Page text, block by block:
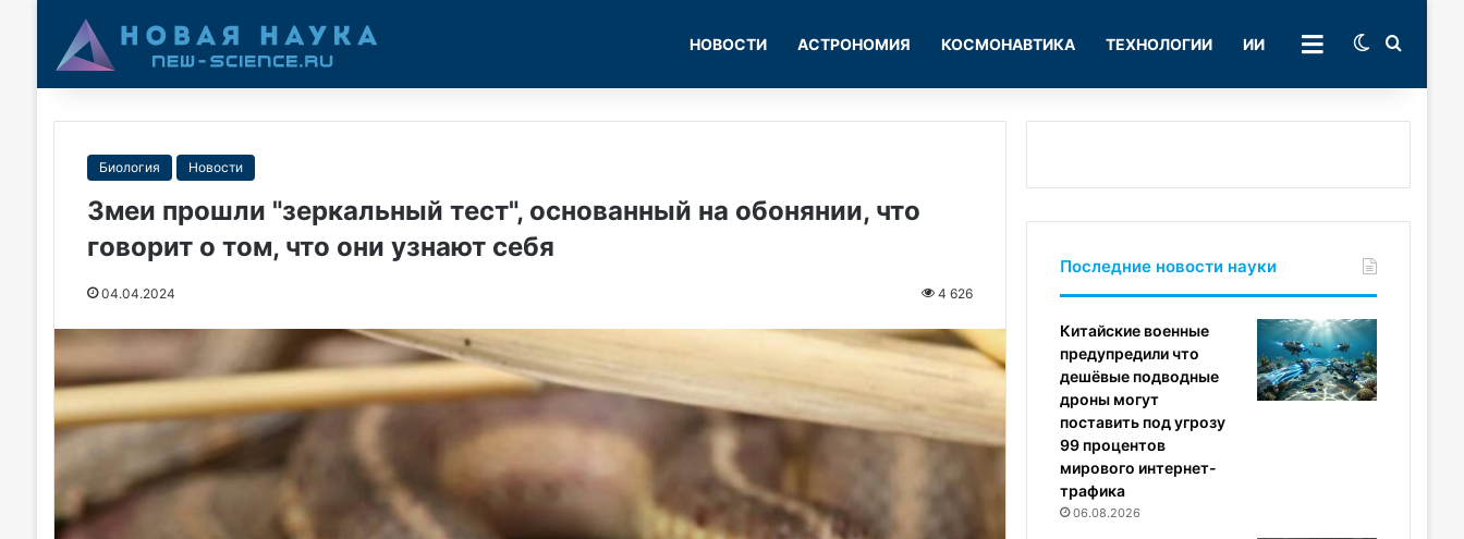
НОВОСТИ АСТРОНОМИЯ КОСМОНАВТИКА ТЕХНОЛОГИИ ИИ РУБРИКИSwitch skin
Биология Новости
Змеи прошли "зеркальный тест", основанный на обонянии, что
говорит о том, что они узнают себя
04.04.2024 4 626
Последние новости науки
Китайские военные
предупредили что
дешёвые подводные
дроны могут
поставить под угрозу
99 процентов
мирового интернет-
трафика
06.08.2026